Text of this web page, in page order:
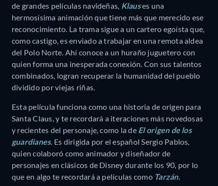
de grandes películas navideñas, Klauses una
hermosísima animación que tiene más que merecido ese
reconocimiento. La trama sigue a un cartero egoísta que,
como castigo, es enviado a trabajar en una remota aldea
del Polo Norte. Ahí conoce a un huraño juguetero con
quien forma una inesperada conexión. Con sus talentos
combinados, logran recuperar la humanidad del pueblo
dividido por viejas riñas.
Esta película funciona como una historia de origen para
Santa Claus, y te recordará a iteraciones más novedosas
y recientes del personaje, como la de El origen de los
guardianes. Es dirigida por el español Sergio Pablos,
quien colaboró como animador y diseñador de
personajes en clásicos de Disney durante los 90, por lo
que en algo te recordará a películas como Tarzán.